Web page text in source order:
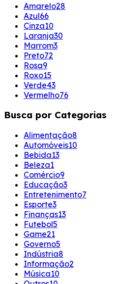
Amarelo28
Azul66
Cinza10
Laranja30
Marrom3
Preto72
Rosa9
Roxo15
Verde43
Vermelho76
Busca por Categorias
Alimentação8
Automóveis10
Bebida13
Beleza1
Comércio9
Educação3
Entretenimento7
Esporte3
Finanças13
Futebol5
Game21
Governo5
Indústria8
Informação2
Música10